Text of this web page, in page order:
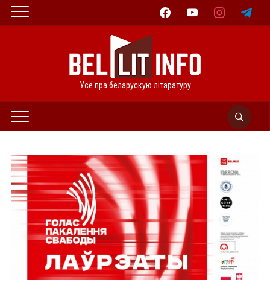
facebookyoutube instagramtelegram
Усё пра беларускую літаратуру